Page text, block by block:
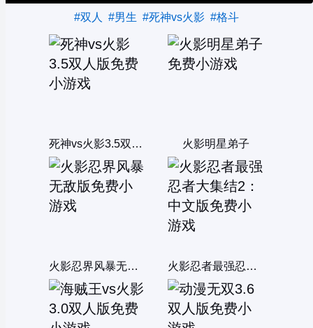
#双人 #男生 #死神vs火影 #格斗
死神vs火影3.5双人版 火影明星弟子
火影忍界风暴无敌版 火影忍者最强忍者大集结2：中文版